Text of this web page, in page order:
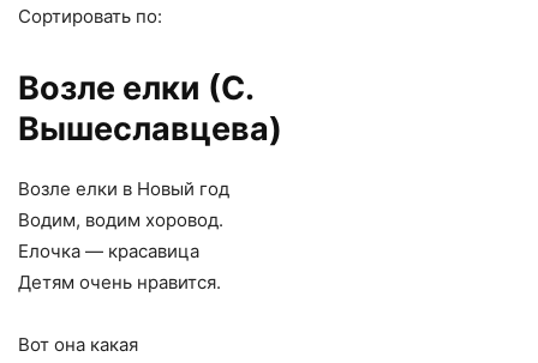
Сортировать по:
Возле елки (С.
Вышеславцева)
Возле елки в Новый год
Водим, водим хоровод.
Елочка — красавица
Детям очень нравится.
Вот она какая